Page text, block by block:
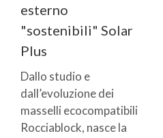
esterno
"sostenibili" Solar
Plus
Dallo studio e
dall’evoluzione dei
masselli ecocompatibili
Rocciablock, nasce la